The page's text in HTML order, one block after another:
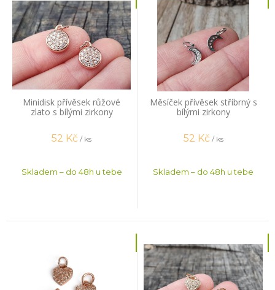
Minidisk přívěsek růžové
zlato s bílými zirkony
52 Kč / ks
Skladem – do 48h u tebe
Měsíček přívěsek stříbrný s
bílými zirkony
52 Kč / ks
Skladem – do 48h u tebe